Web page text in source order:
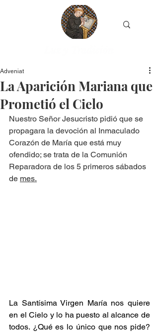
La Aparición Mariana que
Prometió el Cielo
Adveniat
Nuestro Señor Jesucristo pidió que se
propagara la devoción al Inmaculado
Corazón de María que está muy
ofendido; se trata de la Comunión
Reparadora de los 5 primeros sábados
de mes.
La Santísima Virgen María nos quiere
en el Cielo y lo ha puesto al alcance de